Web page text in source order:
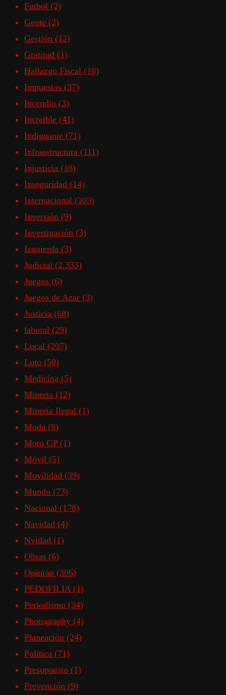
Futbol (2)
Gente (2)
Gestión (12)
Gratitud (1)
Hallazgo Fiscal (10)
Impuestos (37)
Incendio (3)
Increible (41)
Indignante (71)
Infraestructura (111)
Injusticia (18)
Inseguridad (14)
Internacional (103)
Inversión (9)
Investigación (3)
Izquierda (3)
Judicial (2.333)
Juegos (6)
Juegos de Azar (3)
Justicia (68)
laboral (29)
Local (207)
Luto (50)
Medicina (5)
Mineria (12)
Minería Ilegal (1)
Moda (8)
Moto GP (1)
Móvil (5)
Movilidad (39)
Mundo (73)
Nacional (178)
Navidad (4)
Nvidad (1)
Obras (6)
Opinión (306)
PEDOFILIA (1)
Periodismo (34)
Photography (4)
Planeación (24)
Política (71)
Presupuesto (1)
Prevención (9)